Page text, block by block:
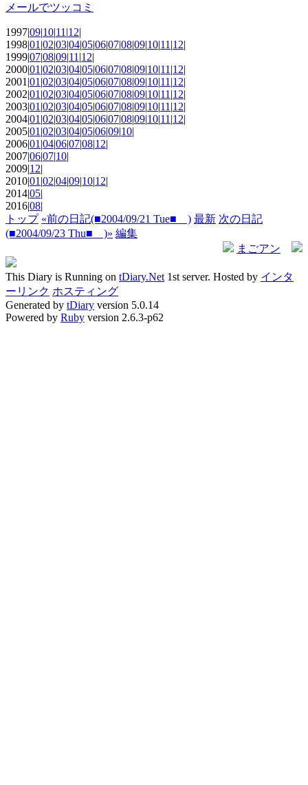
メールでツッコミ
1997|09|10|11 |12|
1998|01 |02|03|04|05|06|07|08|09|10|11 |12|
1999|07|08|09|11 |12|
2000|01 |02|03|04|05|06|07|08|09|10|11 |12|
2001|01 |02|03|04|05|06|07|08|09|10|11 |12|
2002|01 |02|03|04|05|06|07|08|09|10|11 |12|
2003|01 |02|03|04|05|06|07|08|09|10|11 |12|
2004|01 |02|03|04|05|06|07|08|09|10|11 |12|
2005|01 |02|03|04|05|06|09|10|
2006|01 |04|06|07|08|12|
2007|06|07|10|
2009|12|
2010|01 |02|04|09|10|12|
2014|05|
2016|08|
トップ «前の日記(■2004/09/21 Tue■ ) 最新 次の日記
(■2004/09/23 Thu■ )» 編集
まごアン
This Diary is Running on tDiary.Net 1st server. Hosted by インタ
ーリンク ホスティング
Generated by tDiary version 5.0.14
Powered by Ruby version 2.6.3-p62